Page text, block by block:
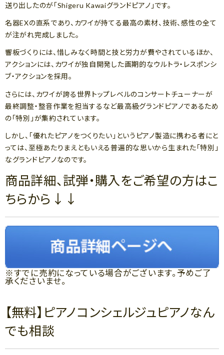
送り出したのが「Shigeru Kawaiグランドピアノ」です。
名器EXの直系であり、カワイが持てる最高の素材、技術、感性の全て
が注がれ完成しました。
響板づくりには、惜しみなく時間と技と労力が費やされているほか、
アクションには、カワイが独自開発した画期的なウルトラ・レスポンシ
ブ・アクションを採用。
さらには、カワイが誇る世界トップレベルのコンサートチューナーが
最終調整・整音作業を担当するなど最高級グランドピアノであるため
の「特別」が集約されています。
しかし、「優れたピアノをつくりたい」というピアノ製造に携わる者にと
っては、至極あたりまえともいえる普遍的な思いから生まれた「特別」
なグランドピアノなのです。
商品詳細、試弾・購入をご希望の方はこ
ちらから↓↓
※すでに売約になっている場合がございます。予めご了
承くださいませ。
【無料】ピアノコンシェルジュピアノなん
でも相談